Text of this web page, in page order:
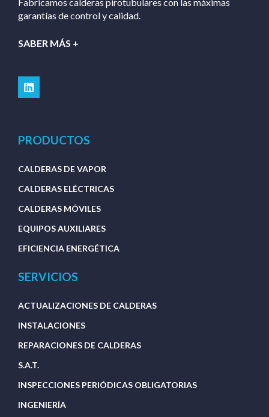
garantías de control y calidad.
SABER MÁS +
PRODUCTOS
CALDERAS DE VAPOR
CALDERAS ELÉCTRICAS
CALDERAS MÓVILES
EQUIPOS AUXILIARES
EFICIENCIA ENERGÉTICA
SERVICIOS
ACTUALIZACIONES DE CALDERAS
INSTALACIONES
REPARACIONES DE CALDERAS
S.A.T.
INSPECCIONES PERIÓDICAS OBLIGATORIAS
INGENIERÍA